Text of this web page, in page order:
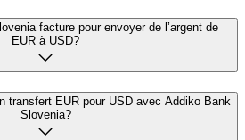
facture pour envoyer de l’argent de
EUR à USD?
transfert EUR pour USD avec Addiko Bank
Slovenia?